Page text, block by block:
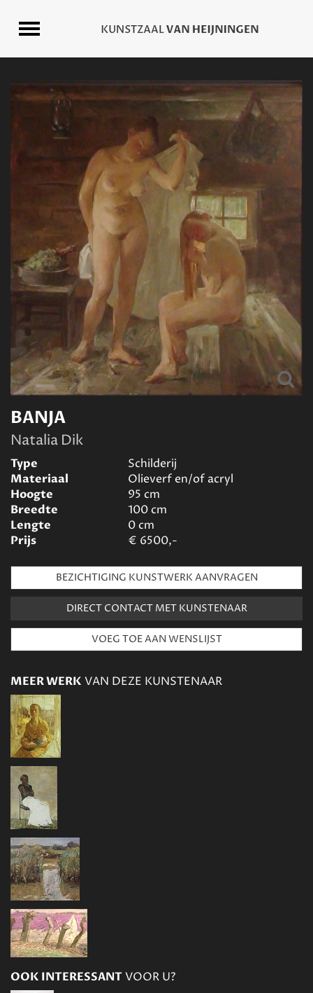
BANJA
Natalia Dik
Type
Schilderij
Materiaal
Olieverf en/of acryl
Hoogte
95 cm
Breedte
100cm
Lengte
0cm
Prijs
€ 6500,-
BEZICHTIGING KUNSTWERK AANVRAGEN
DIRECT CONTACT MET KUNSTENAAR
MEER WERK VAN DEZE KUNSTENAAR
OOK INTERESSANTVOOR U?